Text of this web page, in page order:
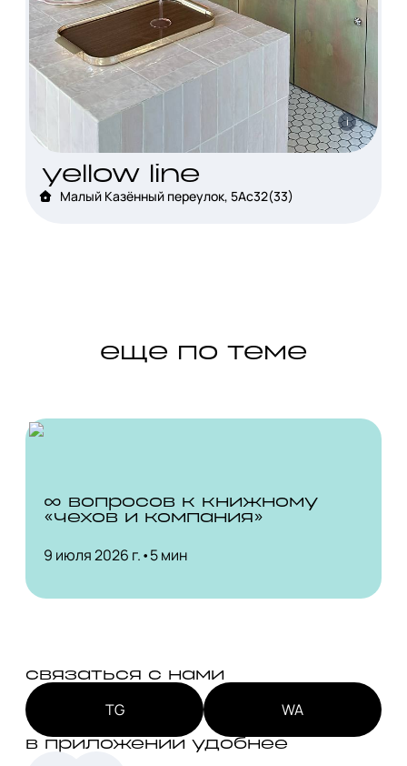
i
yellow line
Малый Казённый переулок, 5Ас32(33)
еще по теме
∞ вопросов к книжному
«чехов и компания»
9 июля 2026 г.•5 мин
связаться с нами
TG WA
в приложении удобнее